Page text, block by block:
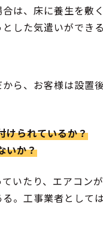
は、床に養生を敷
した気遣いができ
ら、お客様は設置
けられているか？
いか？
いたり、エアコン
。工事業者としては